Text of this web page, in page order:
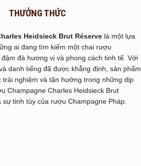
THƯỞNG THỨC
Heidsieck Brut Réserve là một lựa
ai đang tìm kiếm một chai rượu
đà hương vị và phong cách tinh tế. Với
danh tiếng đã được khẳng định, sản phẩm
trải nghiệm và tận hưởng trong những dịp
Champagne Charles Heidsieck Brut
sự tinh túy của rượu Champagne Pháp.